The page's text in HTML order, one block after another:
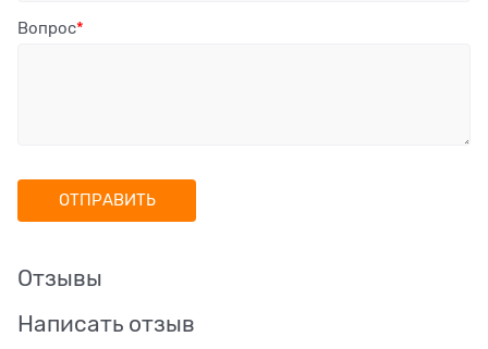
Вопрос
Отзывы
Написать отзыв